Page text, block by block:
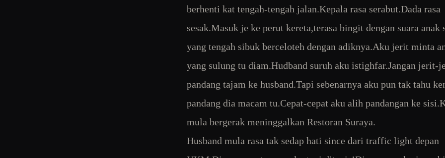
berhenti kat tengah-tengah jalan.Kepala rasa serabut.Dada rasa
sesak.Masuk je ke perut kereta,terasa bingit dengan suara anak
yang tengah sibuk berceloteh dengan adiknya.Aku jerit minta
yang sulung tu diam.Hudband suruh aku istighfar.Jangan jerit-
pandang tajam ke husband.Tapi sebenarnya aku pun tak tahu
pandang dia macam tu.Cepat-cepat aku alih pandangan ke
mula bergerak meninggalkan Restoran Suraya.
Husband mula rasa tak sedap hati since dari traffic light depan